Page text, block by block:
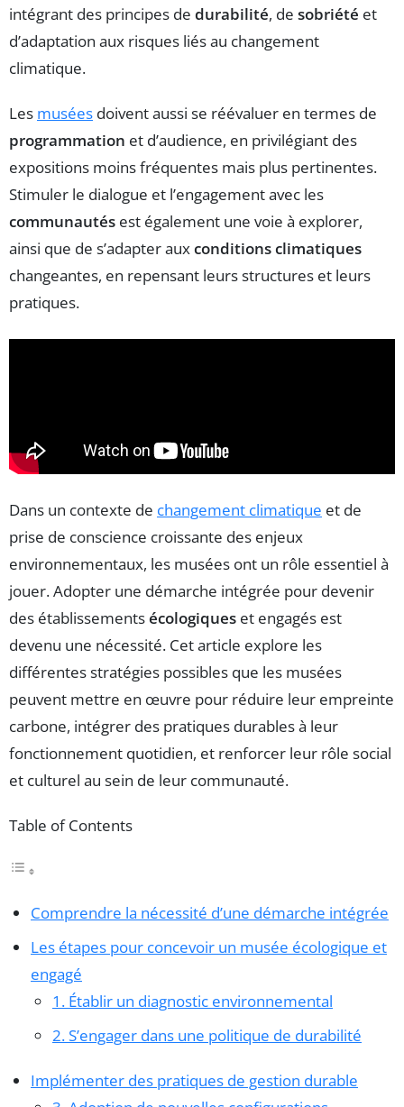
intégrant des principes de durabilité, de sobriété et
d’adaptation aux risques liés au changement
climatique.
Les musées doivent aussi se réévaluer en termes de
programmation et d’audience, en privilégiant des
expositions moins fréquentes mais plus pertinentes.
Stimuler le dialogue et l’engagement avec les
communautés est également une voie à explorer,
ainsi que de s’adapter auxconditions climatiques
changeantes, en repensant leurs structures et leurs
pratiques.
Dans un contexte de changement climatique et de
prise de conscience croissante des enjeux
environnementaux, les musées ont un rôle essentiel à
jouer. Adopter une démarche intégrée pour devenir
des établissementsécologiques et engagés est
devenu une nécessité. Cet article explore les
différentes stratégies possibles que les musées
peuvent mettre en œuvre pour réduire leur empreinte
carbone, intégrer des pratiques durables à leur
fonctionnement quotidien, et renforcer leur rôle social
et culturel au sein de leur communauté.
Table of Contents
Comprendre la nécessité d’une démarche intégrée
Les étapes pour concevoir un musée écologique et
engagé
1. Établir un diagnostic environnemental
2. S’engager dans une politique de durabilité
Implémenter des pratiques de gestion durable